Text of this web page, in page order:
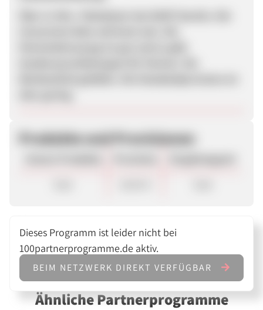
Produkte und Provisionen
Dieses Programm ist leider nicht bei
100partnerprogramme.de aktiv.
BEIM NETZWERK DIREKT VERFÜGBAR
Ähnliche Partnerprogramme